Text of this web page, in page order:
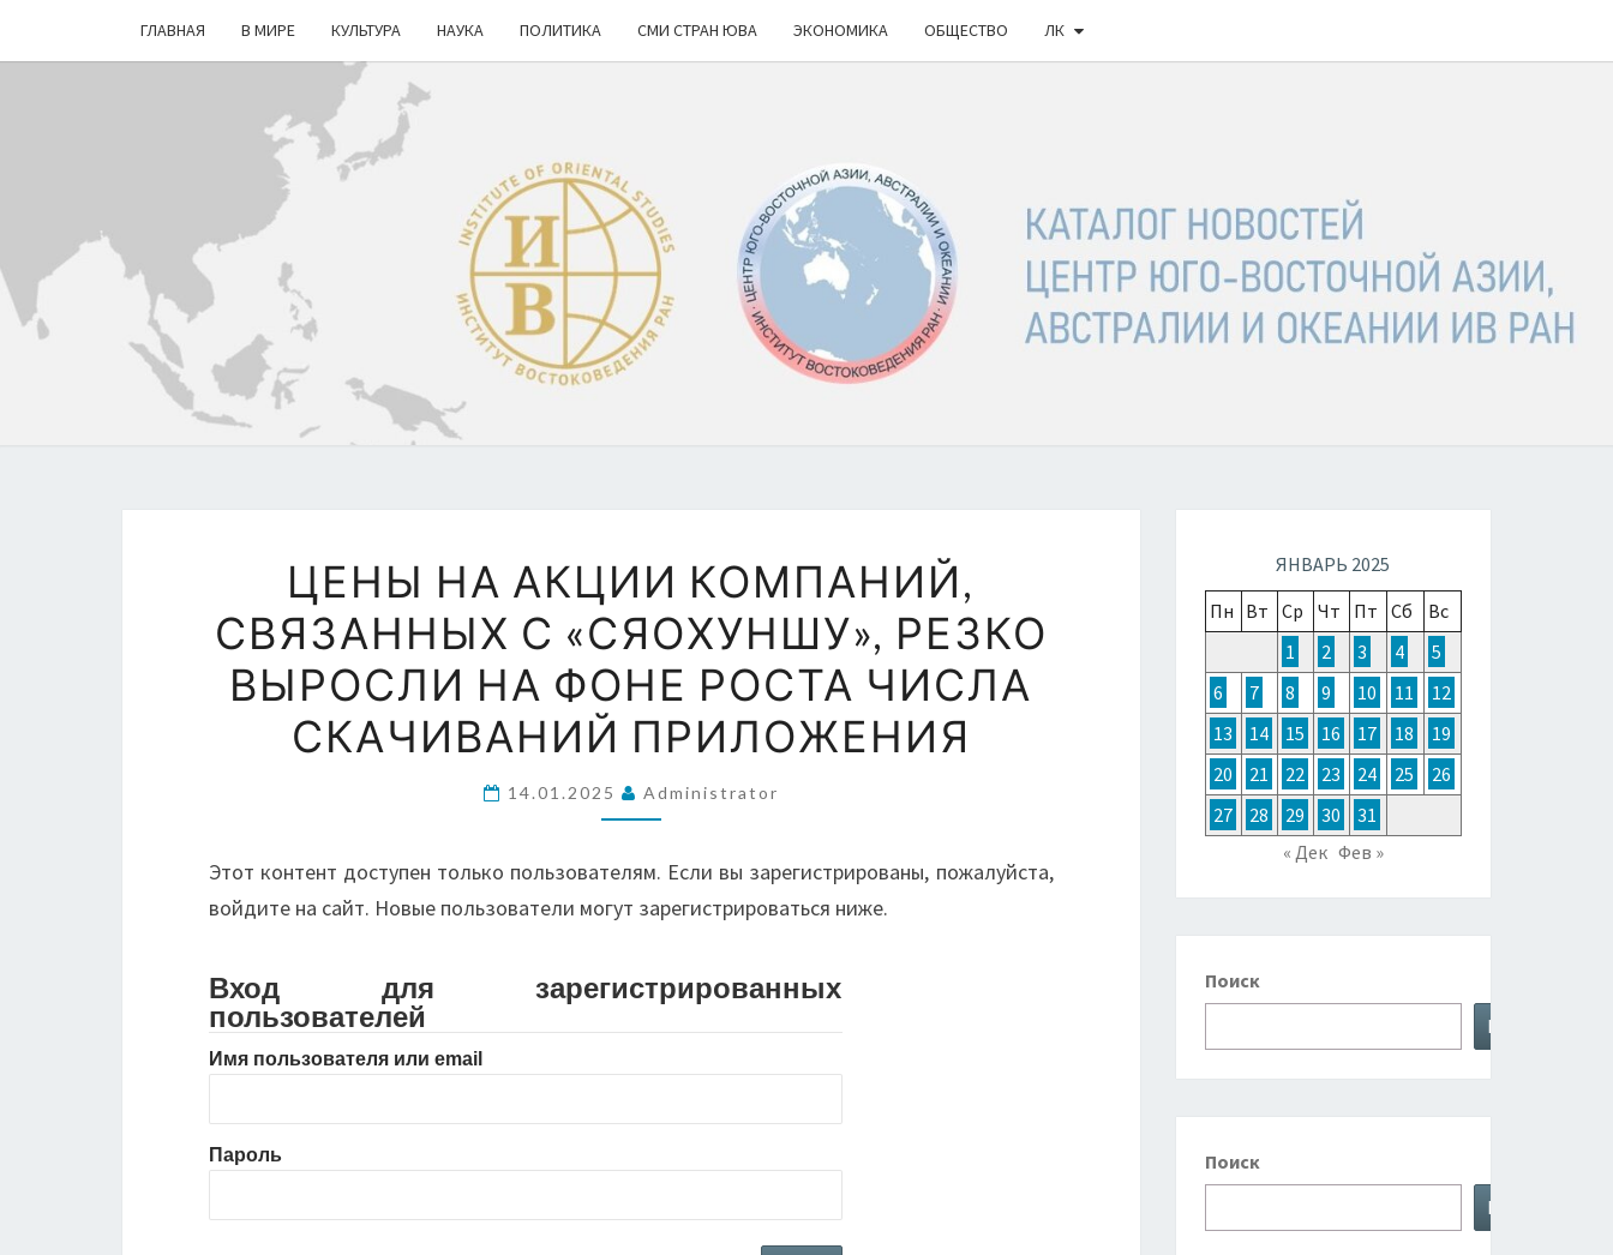
ГЛАВНАЯ В МИРЕ КУЛЬТУРА НАУКА ПОЛИТИКА СМИ СТРАН ЮВА ЭКОНОМИКА ОБЩЕСТВО ЛК
КАТАЛОГ
НОВОСТЕЙ
ВОСТОЧНОЙ
АЗИИ,
АВСТРАЛИИ
И ОКЕАНИИ
ИВ
РАН
НА
АКЦИИ
КОМПАНИЙ,
СВЯЗАННЫХ
С
РЕЗКО
НА
ФОНЕ
ЧИСЛА
ЦЕНЫ НА АКЦИИ КОМПАНИЙ,
СВЯЗАННЫХ С «СЯОХУНШУ», РЕЗКО
ВЫРОСЛИ НА ФОНЕ РОСТА ЧИСЛА
СКАЧИВАНИЙ ПРИЛОЖЕНИЯ
14.01.2025 Administrator
Этот контент доступен только пользователям. Если вы зарегистрированы, пожалуйста,
войдите на сайт. Новые пользователи могут зарегистрироваться ниже.
Вход для зарегистрированных
пользователей
Имя пользователя или email
Пароль
ЯНВАРЬ 2025
Пн Вт Ср Чт Пт Сб
Вс
1
2 3 4
5
6
7 8 9 10 11
12
13
14 15 16 17 18
19
20
21 22 23 24 25
26
27
28 29 30
31
« Дек Фев »
Поиск
Поиск
Поиск
Поиск